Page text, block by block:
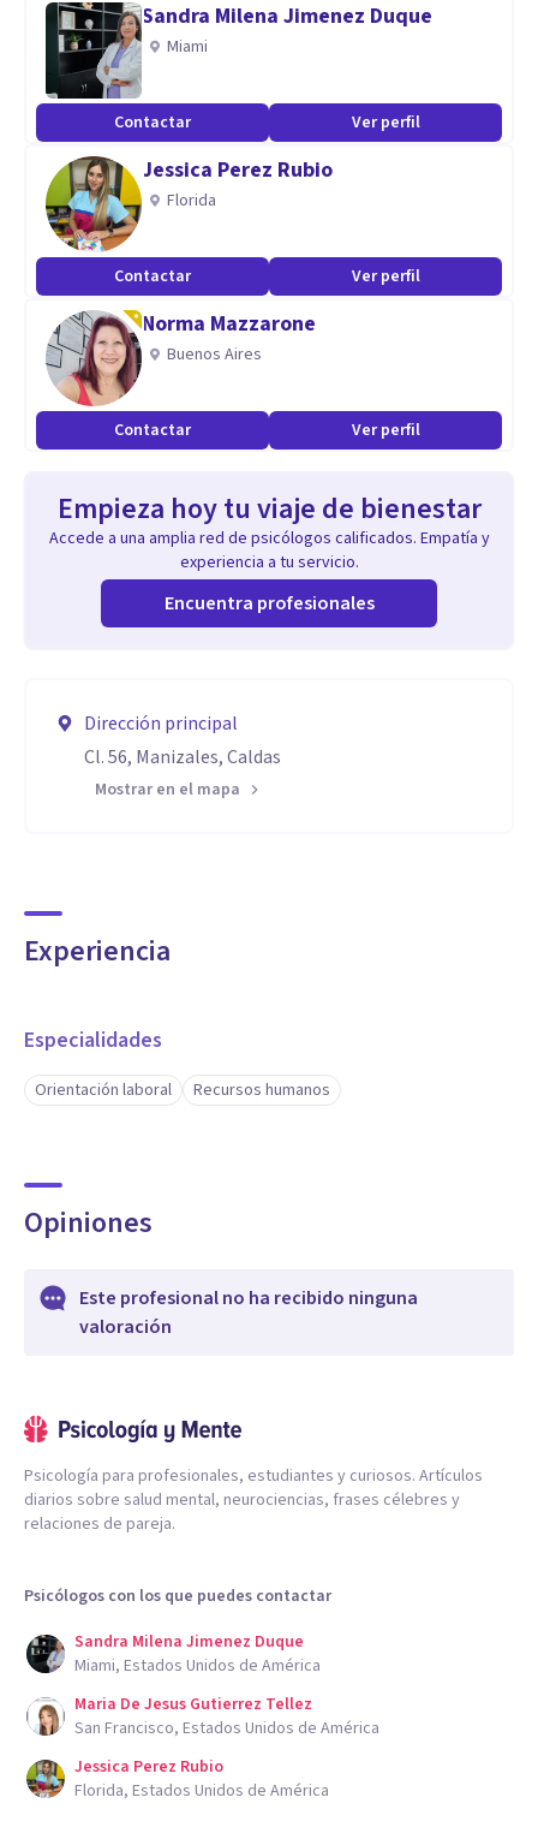
Sandra Milena Jimenez Duque
Miami
Contactar Ver perfil
Jessica Perez Rubio
Florida
Contactar Ver perfil
Norma Mazzarone
Buenos Aires
Contactar Ver perfil
Empieza hoy tu viaje de bienestar
Accede a una amplia red de psicólogos calificados. Empatía y
experiencia a tu servicio.
Encuentra profesionales
Dirección principal
Cl. 56, Manizales, Caldas
Mostrar en el mapa
Experiencia
Especialidades
Orientación laboral Recursos humanos
Opiniones
Este profesional no ha recibido ninguna
valoración
Psicología para profesionales, estudiantes y curiosos. Artículos
diarios sobre salud mental, neurociencias, frases célebres y
relaciones de pareja.
Psicólogos con los que puedes contactar
Sandra Milena Jimenez Duque
Miami, Estados Unidos de América
Maria De Jesus Gutierrez Tellez
San Francisco, Estados Unidos de América
Jessica Perez Rubio
Florida, Estados Unidos de América